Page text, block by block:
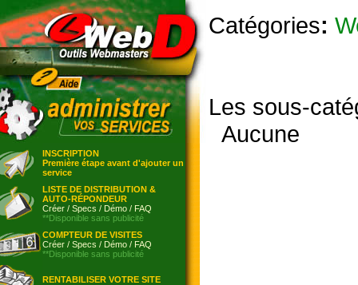
INSCRIPTION
Première étape avant d'ajouter un
service
LISTE DE DISTRIBUTION &
AUTO-RÉPONDEUR
Créer / Specs / Démo / FAQ
**Disponible sans publicité
COMPTEUR DE VISITES
Créer / Specs / Démo / FAQ
**Disponible sans publicité
RENTABILISER VOTRE SITE
Catégories:
Les sous-
Aucune